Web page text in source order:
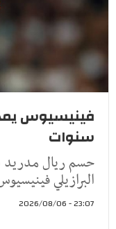
فينيسيوس
سنوات
حسم ريال مدريد
البرازيلي
23:07 - 2026/08/06